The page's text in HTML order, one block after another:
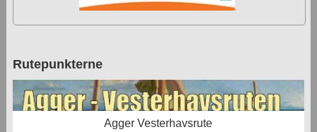
Rutepunkterne
Agger Vesterhavsrute